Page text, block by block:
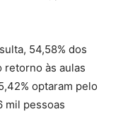
54,58% dos
retorno às aulas
optaram pelo
mil pessoas